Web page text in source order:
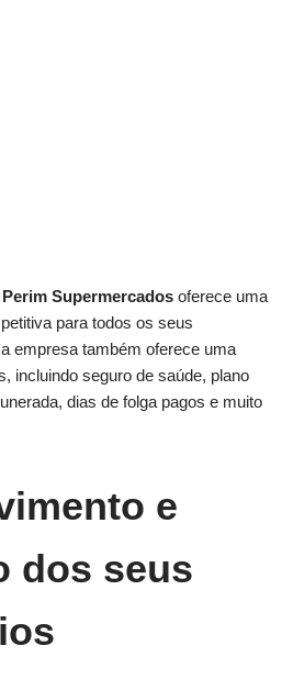
Perim Supermercados oferece uma
para todos os seus
empresa também oferece uma
incluindo seguro de saúde, plano
dias de folga pagos e muito
e
dos seus